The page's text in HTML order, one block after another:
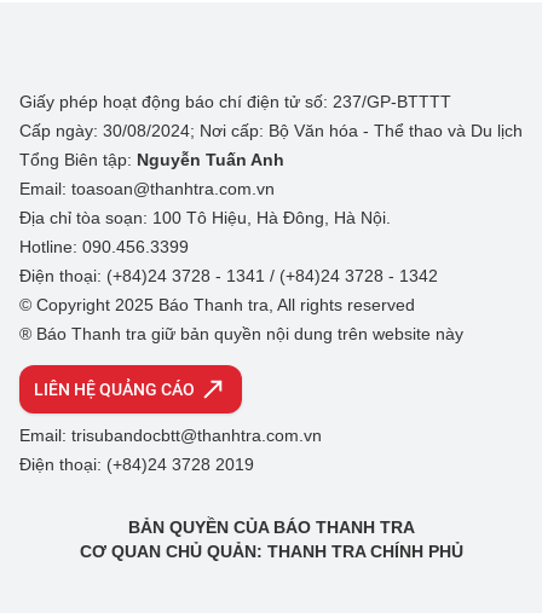
Giấy phép hoạt động báo chí điện tử số: 237/GP-BTTTT
Cấp ngày: 30/08/2024; Nơi cấp: Bộ Văn hóa - Thể thao và Du lịch
Tổng Biên tập: Nguyễn Tuấn Anh
Email: toasoan@thanhtra.com.vn
Địa chỉ tòa soạn: 100 Tô Hiệu, Hà Đông, Hà Nội.
Hotline: 090.456.3399
Điện thoại: (+84)24 3728 - 1341 / (+84)24 3728 - 1342
© Copyright 2025 Báo Thanh tra, All rights reserved
® Báo Thanh tra giữ bản quyền nội dung trên website này
LIÊN HỆ QUẢNG CÁO
Email: trisubandocbtt@thanhtra.com.vn
Điện thoại: (+84)24 3728 2019
BẢN QUYỀN CỦA BÁO THANH TRA
CƠ QUAN CHỦ QUẢN: THANH TRA CHÍNH PHỦ